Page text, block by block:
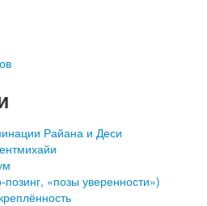
Райана и Деси
«позы уверенности»)